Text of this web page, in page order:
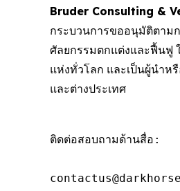
Bruder Consulting &
กระบวนการขออนุมัติตาม
ศัลยกรรมตกแต่งและฟื้นฟู
แห่งทั่วโลก และเป็นผู้นำห
และต่างประเทศ
ติดต่อสอบถามด้านสื่อ: